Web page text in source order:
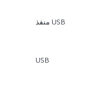
منفذ USB
USB